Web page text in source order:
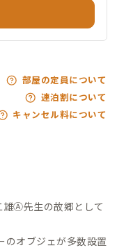
部屋の定員について
連泊割について
キャンセル料について
雄Ⓐ先生の故郷として
のオブジェが多数設置